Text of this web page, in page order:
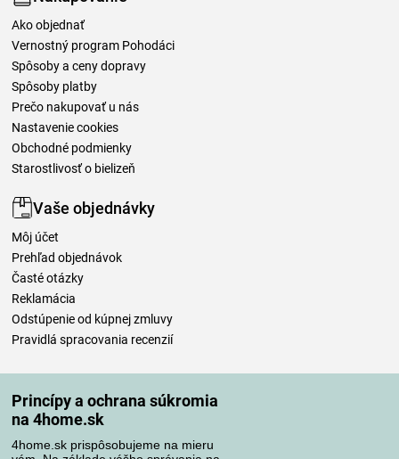
Princípy a ochrana súkromia
na 4home.sk
4home.sk prispôsobujeme na mieru
Ako objednať
Vernostný program Pohodáci
Spôsoby a ceny dopravy
Spôsoby platby
Prečo nakupovať u nás
Nastavenie cookies
Obchodné podmienky
Starostlivosť o bielizeň
Vaše objednávky
Môj účet
Prehľad objednávok
Časté otázky
Reklamácia
Odstúpenie od kúpnej zmluvy
Pravidlá spracovania recenzií
Spôsoby platby